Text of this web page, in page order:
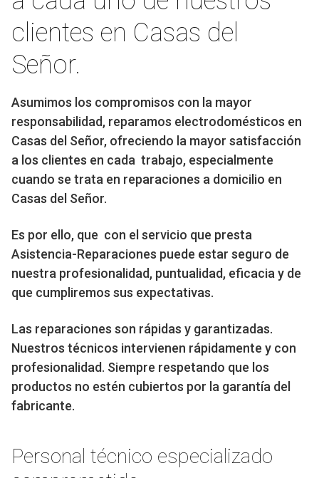
clientes en Casas del
Señor.
Asumimos los compromisos con la mayor
responsabilidad, reparamos electrodomésticos en
Casas del Señor, ofreciendo la mayor satisfacción
a los clientes en cada trabajo, especialmente
cuando se trata en reparaciones a domicilio en
Casas del Señor.
Es por ello, que con el servicio que presta
Asistencia-Reparaciones puede estar seguro de
nuestra profesionalidad, puntualidad, eficacia y de
que cumpliremos sus expectativas.
Las reparaciones son rápidas y garantizadas.
Nuestros técnicos intervienen rápidamente y con
profesionalidad. Siempre respetando que los
productos no estén cubiertos por la garantía del
fabricante.
Personal técnico especializado